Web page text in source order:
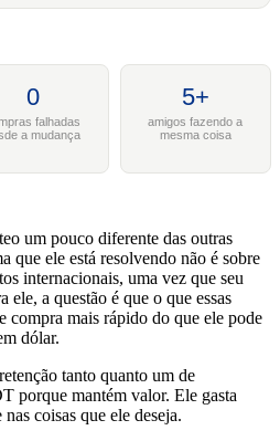
0
falhadas
a mudança
5+
amigos fazendo a
mesma coisa
um pouco diferente das outras
que ele está resolvendo não é sobre
internacionais, uma vez que seu
ele, a questão é que o que essas
compra mais rápido do que ele pode
dólar.
tanto quanto um de
porque mantém valor. Ele gasta
coisas que ele deseja.